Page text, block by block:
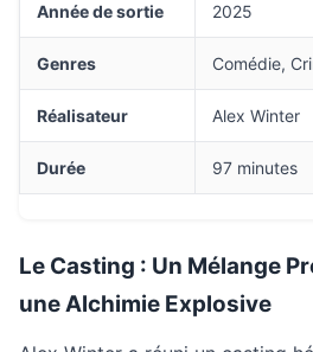
Année de sortie 2025
Genres Comédie,
Réalisateur Alex Winter
Durée 97 minutes
Le Casting : Un Mélange
une Alchimie Explosive